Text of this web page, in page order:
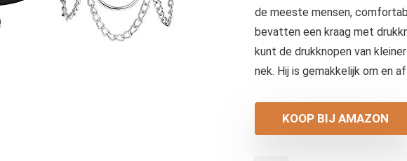
de meeste mensen,
bevatten een kraag met
kunt de drukknopen van
nek. Hij is gemakkelijk om en
KOOP BIJ AMAZON